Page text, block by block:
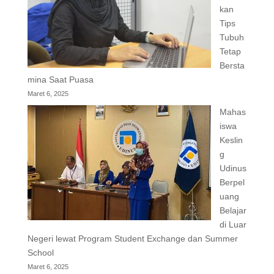
kan
Tips
Tubuh
Tetap
Bersta
mina Saat Puasa
Maret 6, 2025
Mahas
iswa
Keslin
g
Udinus
Berpel
uang
Belajar
di Luar
Negeri lewat Program Student Exchange dan Summer
School
Maret 6, 2025